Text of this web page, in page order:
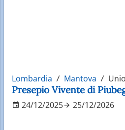
Lombardia Mantova
Presepio Vivente di
24/12/2025 25/12/2026